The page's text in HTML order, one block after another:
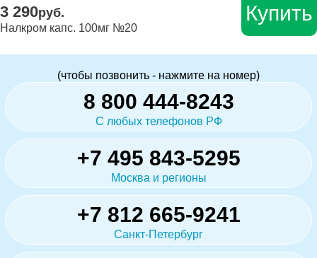
3 290руб.
Налкром капс. 100мг №20
Купить
(чтобы позвонить - нажмите на номер)
8 800 444-8243
С любых телефонов РФ
+7 495 843-5295
Москва и регионы
+7 812 665-9241
Санкт-Петербург